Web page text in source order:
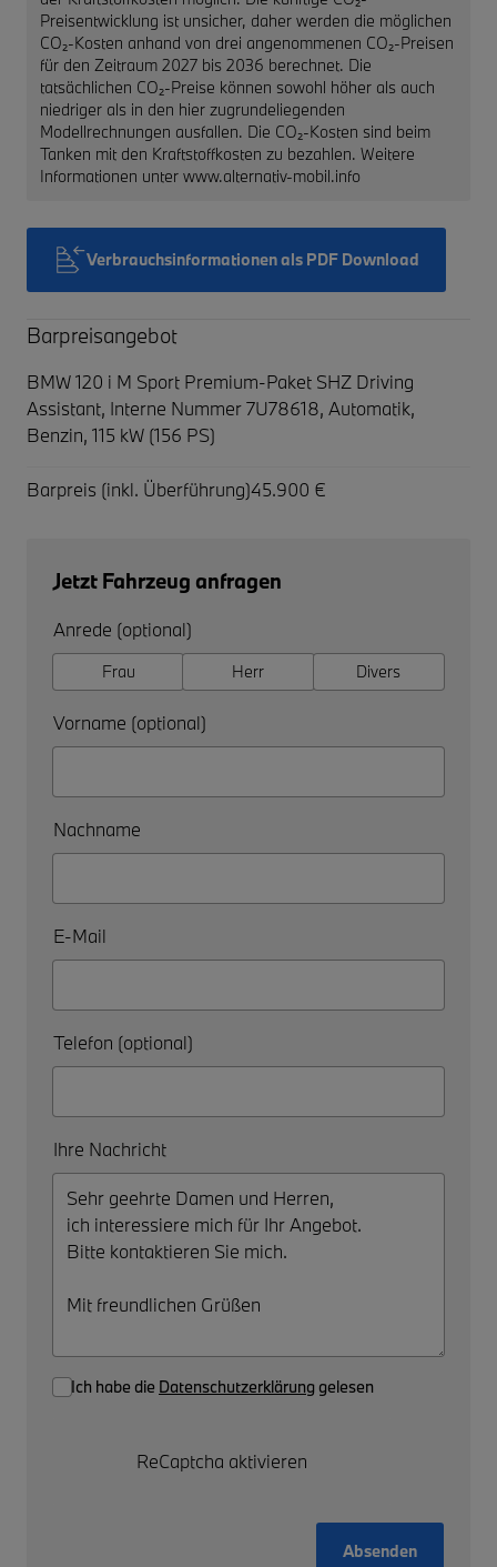
Preisentwicklung ist unsicher, daher werden die möglichen
CO₂-Kosten anhand von drei angenommenen CO₂-Preisen
für den Zeitraum 2027 bis 2036 berechnet. Die
tatsächlichen CO₂-Preise können sowohl höher als auch
niedriger als in den hier zugrundeliegenden
Modellrechnungen ausfallen. Die CO₂-Kosten sind beim
Tanken mit den Kraftstoffkosten zu bezahlen. Weitere
Informationen unter www.alternativ-mobil.info
Verbrauchsinformationen als PDF Download
Barpreisangebot
BMW 120 i M Sport Premium-Paket SHZ Driving
Assistant, Interne Nummer 7U78618, Automatik,
Benzin, 115 kW (156 PS)
Barpreis (inkl. Überführung)45.900 €
Jetzt Fahrzeug anfragen
Anrede (optional)
Frau Herr Divers
Vorname (optional)
Nachname
E-Mail
Telefon (optional)
Ihre Nachricht
Ich habe die Datenschutzerklärung gelesen
ReCaptcha aktivieren
Absenden